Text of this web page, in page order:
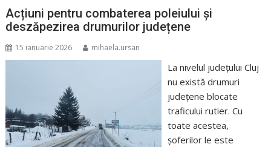
Acțiuni pentru combaterea poleiului și
deszăpezirea drumurilor județene
15 ianuarie 2026 mihaela.ursan
La nivelul județului Cluj
nu există drumuri
județene blocate
traficului rutier. Cu
toate acestea,
șoferilor le este